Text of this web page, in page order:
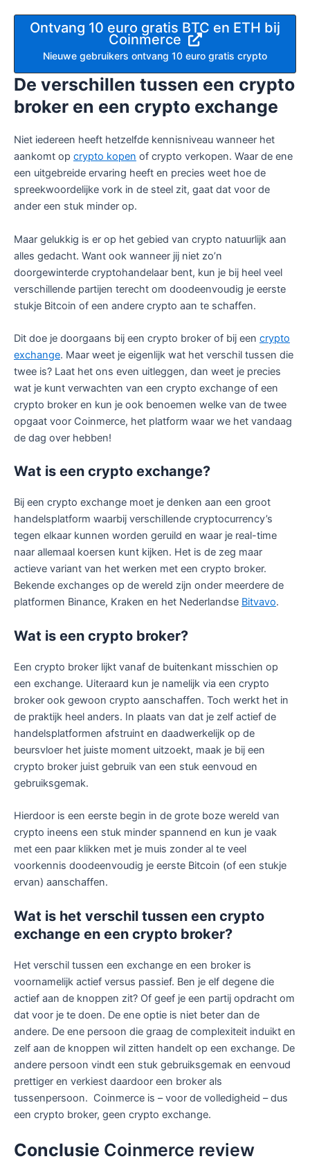
Ontvang 10 euro gratis BTC en ETH bij
Coinmerce
Nieuwe gebruikers ontvang 10 euro gratis crypto
De verschillen tussen een crypto
broker en een crypto exchange
Niet iedereen heeft hetzelfde kennisniveau wanneer het
aankomt op crypto kopen of crypto verkopen. Waar de ene
een uitgebreide ervaring heeft en precies weet hoe de
spreekwoordelijke vork in de steel zit, gaat dat voor de
ander een stuk minder op.
Maar gelukkig is er op het gebied van crypto natuurlijk aan
alles gedacht. Want ook wanneer jij niet zo’n
doorgewinterde cryptohandelaar bent, kun je bij heel veel
verschillende partijen terecht om doodeenvoudig je eerste
stukje Bitcoin of een andere crypto aan te schaffen.
Dit doe je doorgaans bij een crypto broker of bij een crypto
exchange. Maar weet je eigenlijk wat het verschil tussen die
twee is? Laat het ons even uitleggen, dan weet je precies
wat je kunt verwachten van een crypto exchange of een
crypto broker en kun je ook benoemen welke van de twee
opgaat voor Coinmerce, het platform waar we het vandaag
de dag over hebben!
Wat is een crypto exchange?
Bij een crypto exchange moet je denken aan een groot
handelsplatform waarbij verschillende cryptocurrency’s
tegen elkaar kunnen worden geruild en waar je real-time
naar allemaal koersen kunt kijken. Het is de zeg maar
actieve variant van het werken met een crypto broker.
Bekende exchanges op de wereld zijn onder meerdere de
platformen Binance, Kraken en het Nederlandse Bitvavo.
Wat is een crypto broker?
Een crypto broker lijkt vanaf de buitenkant misschien op
een exchange. Uiteraard kun je namelijk via een crypto
broker ook gewoon crypto aanschaffen. Toch werkt het in
de praktijk heel anders. In plaats van dat je zelf actief de
handelsplatformen afstruint en daadwerkelijk op de
beursvloer het juiste moment uitzoekt, maak je bij een
crypto broker juist gebruik van een stuk eenvoud en
gebruiksgemak.
Hierdoor is een eerste begin in de grote boze wereld van
crypto ineens een stuk minder spannend en kun je vaak
met een paar klikken met je muis zonder al te veel
voorkennis doodeenvoudig je eerste Bitcoin (of een stukje
ervan) aanschaffen.
Wat is het verschil tussen een crypto
exchange en een crypto broker?
Het verschil tussen een exchange en een broker is
voornamelijk actief versus passief. Ben je elf degene die
actief aan de knoppen zit? Of geef je een partij opdracht om
dat voor je te doen. De ene optie is niet beter dan de
andere. De ene persoon die graag de complexiteit induikt en
zelf aan de knoppen wil zitten handelt op een exchange. De
andere persoon vindt een stuk gebruiksgemak en eenvoud
prettiger en verkiest daardoor een broker als
tussenpersoon. Coinmerce is – voor de volledigheid – dus
een crypto broker, geen crypto exchange.
Conclusie Coinmerce review